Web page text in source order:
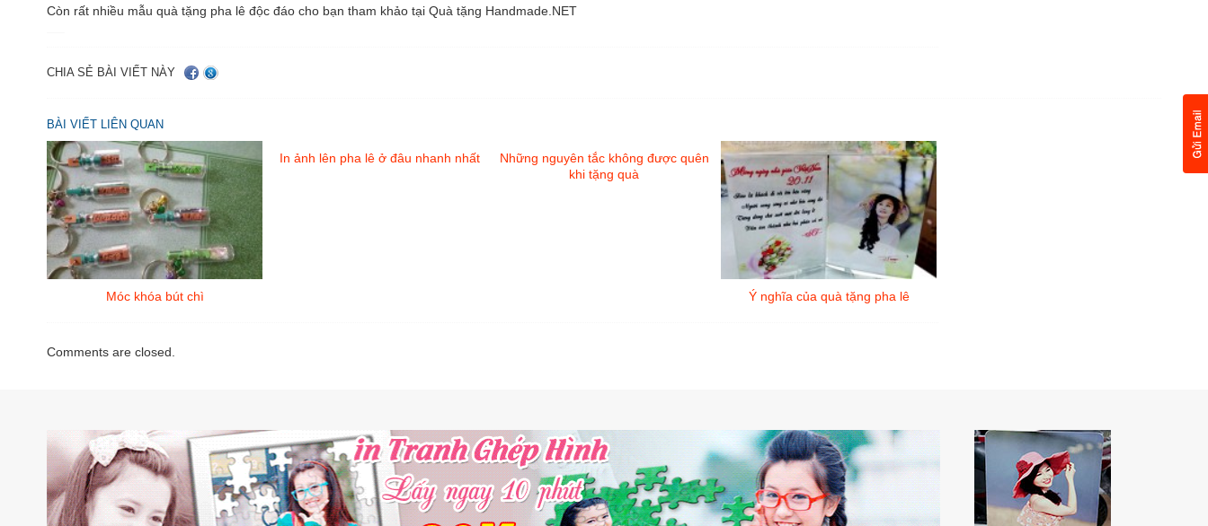
Còn rất nhiều mẫu quà tặng pha lê độc đáo cho bạn tham khảo tại Quà tặng Handmade.NET
CHIA SẺ BÀI VIẾT NÀY
BÀI VIẾT LIÊN QUAN
Móc khóa bút chì
In ảnh lên pha lê ở đâu nhanh nhất
Những nguyên tắc không được quên
khi tặng quà
Ý nghĩa của quà tặng pha lê
Comments are closed.